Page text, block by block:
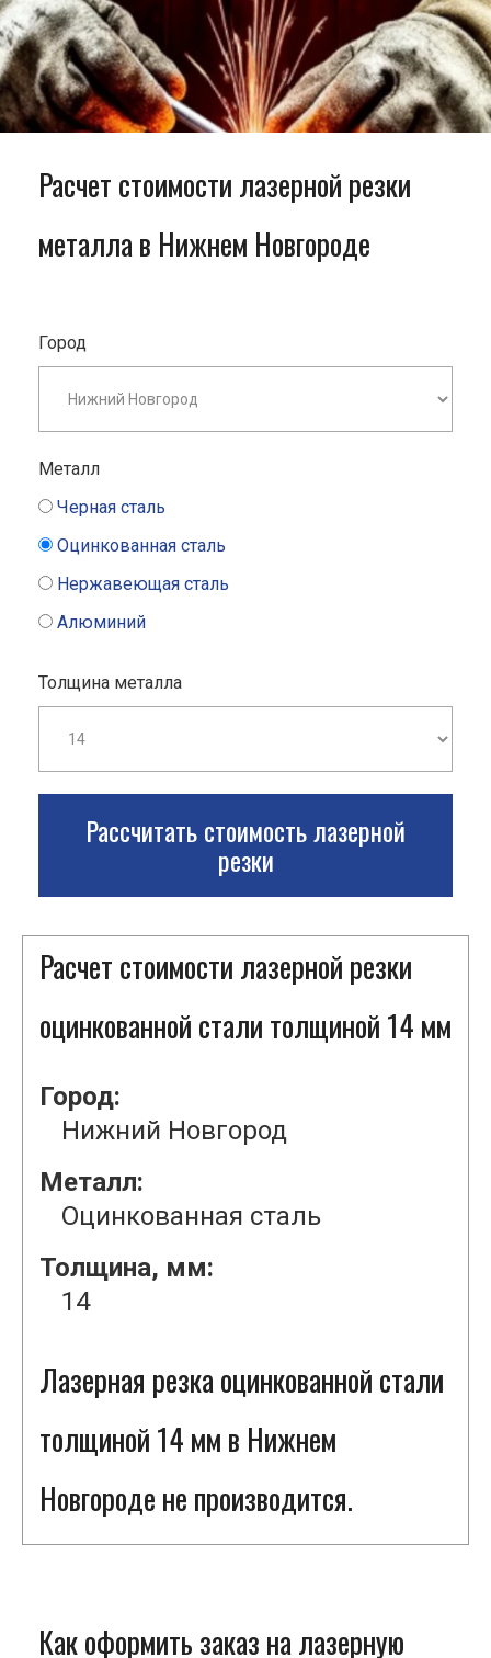
Расчет стоимости лазерной резки
металла в Нижнем Новгороде
Город
Металл
Черная сталь
Оцинкованная сталь
Нержавеющая сталь
Алюминий
Толщина металла
Рассчитать стоимость лазерной
резки
Расчет стоимости лазерной резки
оцинкованной стали толщиной 14 мм
Город:
Нижний Новгород
Металл:
Оцинкованная сталь
Толщина, мм:
14
Лазерная резка оцинкованной стали
толщиной 14 мм в Нижнем
Новгороде не производится.
Как оформить заказ на лазерную